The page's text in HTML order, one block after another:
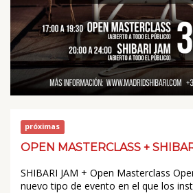
próximas
OPEN MASTERCLASS +
SHIBARI JAM + Open Masterclass
nuevo tipo de evento en el que los